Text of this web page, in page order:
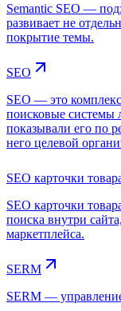
Semantic SEO —
развивает не
покрытие темы.
SEO
SEO — это
поисковые системы
показывали его по
него целевой
SEO карточки
SEO карточки
поиска внутри
маркетплейса.
SERM
SERM —